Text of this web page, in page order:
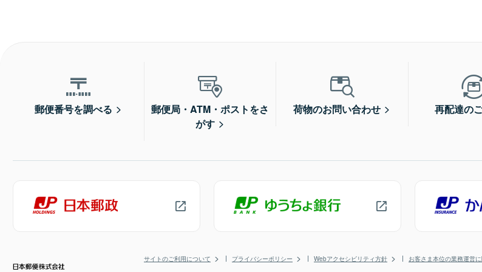
郵便番号を調べる
郵便局・ATM・ポストをさ
がす
荷物のお問い合わせ 再配達の
サイトのご利用について プライバシーポリシー Webアクセシビリティ方針 お客さま本位の業務運営